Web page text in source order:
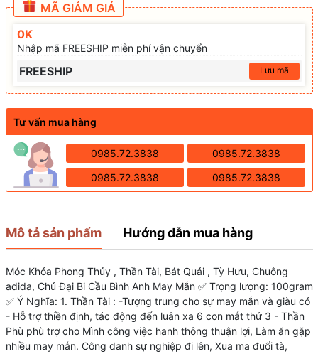
MÃ GIẢM GIÁ
0K
Nhập mã FREESHIP miễn phí vận chuyển
FREESHIP Lưu mã
Tư vấn mua hàng
0985.72.3838 0985.72.3838
0985.72.3838 0985.72.3838
Mô tả sản phẩm Hướng dẫn mua hàng
Móc Khóa Phong Thủy , Thần Tài, Bát Quái , Tỳ Hưu, Chuông
adida, Chú Đại Bi Cầu Bình Anh May Mắn ✅ Trọng lượng: 100gram
✅ Ý Nghĩa: 1. Thần Tài : -Tượng trung cho sự may mắn và giàu có
- Hỗ trợ thiền định, tác động đến luân xa 6 con mắt thứ 3 - Thần
Phù phù trợ cho Mình công việc hanh thông thuận lợi, Làm ăn gặp
nhiều may mắn. Công danh sự nghiệp đi lên, Xua ma đuổi tà,